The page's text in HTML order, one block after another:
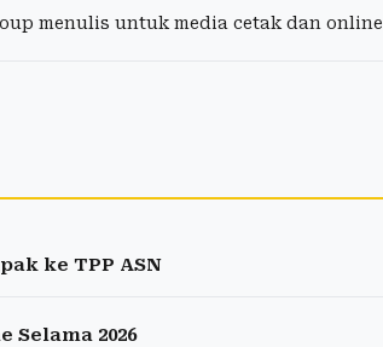
menulis untuk media cetak dan online
ke TPP ASN
Selama 2026